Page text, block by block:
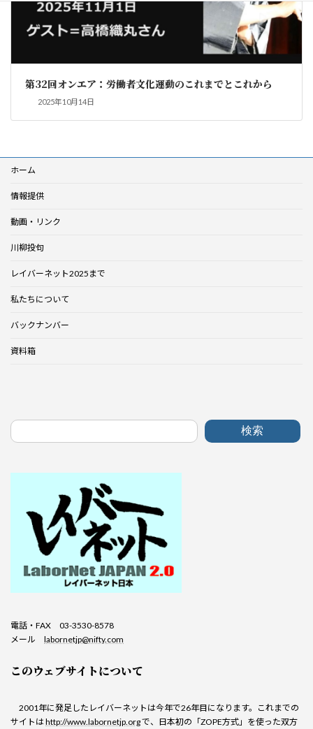
第32回オンエア：労働者文化運動のこれまでとこれから
2025年10月14日
ホーム
情報提供
動画・リンク
川柳投句
レイバーネット2025まで
私たちについて
バックナンバー
資料箱
検索
電話・FAX 03-3530-8578
メール labornetjp@nifty.com
このウェブサイトについて
2001年に発足したレイバーネットは今年で26年目になります。これまでの
サイトはhttp://www.labornetjp.orgで、日本初の「ZOPE方式」を使った双方